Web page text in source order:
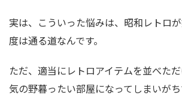
実は、こういった悩みは、昭和レトロ
度は通る道なんです。
ただ、適当にレトロアイテムを並べた
気の野暮ったい部屋になってしまいがち